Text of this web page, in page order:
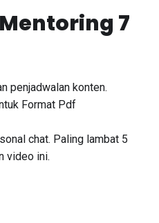
7
penjadwalan konten.
Format Pdf
chat. Paling lambat 5
video ini.